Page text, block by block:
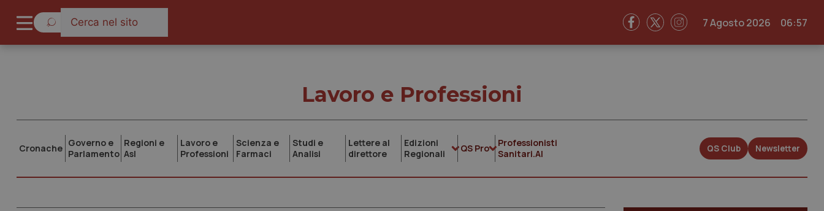
7 Agosto 2026 06:57
Lavoro e Professioni
Cronache Governo e
Parlamento
Regioni e
Asl
Lavoro e
Professioni
Scienza e
Farmaci
Studi e
Analisi
Lettere al
direttore
Edizioni
Regionali
QS Pro
Professionisti
Sanitari.AI
QS Club Newsletter